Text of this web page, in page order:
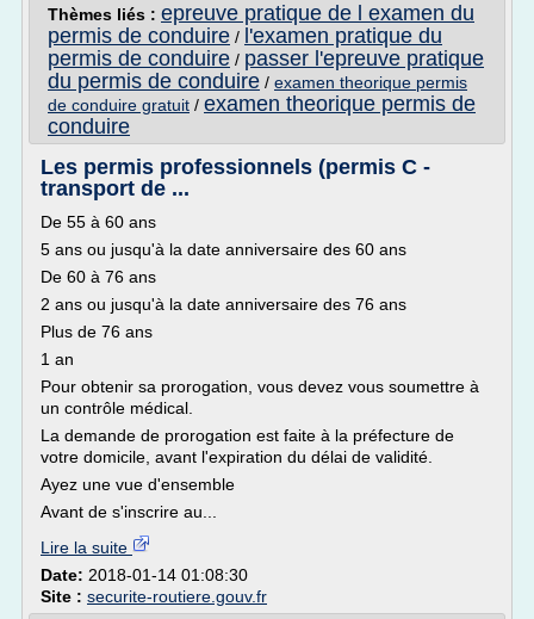
Thèmes liés : epreuve pratique de l examen du
permis de conduire / l'examen pratique du
permis de conduire / passer l'epreuve pratique
du permis de conduire / examen theorique permis
de conduire gratuit / examen theorique permis de
conduire
Les permis professionnels (permis C -
transport de ...
De 55 à 60 ans
5 ans ou jusqu'à la date anniversaire des 60 ans
De 60 à 76 ans
2 ans ou jusqu'à la date anniversaire des 76 ans
Plus de 76 ans
1 an
Pour obtenir sa prorogation, vous devez vous soumettre à
un contrôle médical.
La demande de prorogation est faite à la préfecture de
votre domicile, avant l'expiration du délai de validité.
Ayez une vue d'ensemble
Avant de s'inscrire au...
Lire la suite
Date: 2018-01-14 01:08:30
Site : securite-routiere.gouv.fr